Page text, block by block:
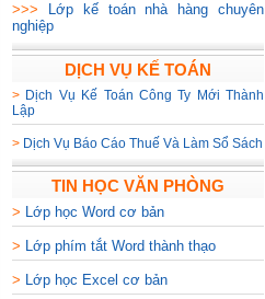
>>>
Lớp kế toán nhà hàng chuyên
nghiệp
DỊCH VỤ KẾ TOÁN
> Dịch Vụ Kế Toán Công Ty Mới Thành
Lập
> Dịch Vụ Báo Cáo Thuế Và Làm Sổ Sách
TIN HỌC VĂN PHÒNG
> Lớp học Word cơ bản
> Lớp phím tắt Word thành thạo
> Lớp học Excel cơ bản